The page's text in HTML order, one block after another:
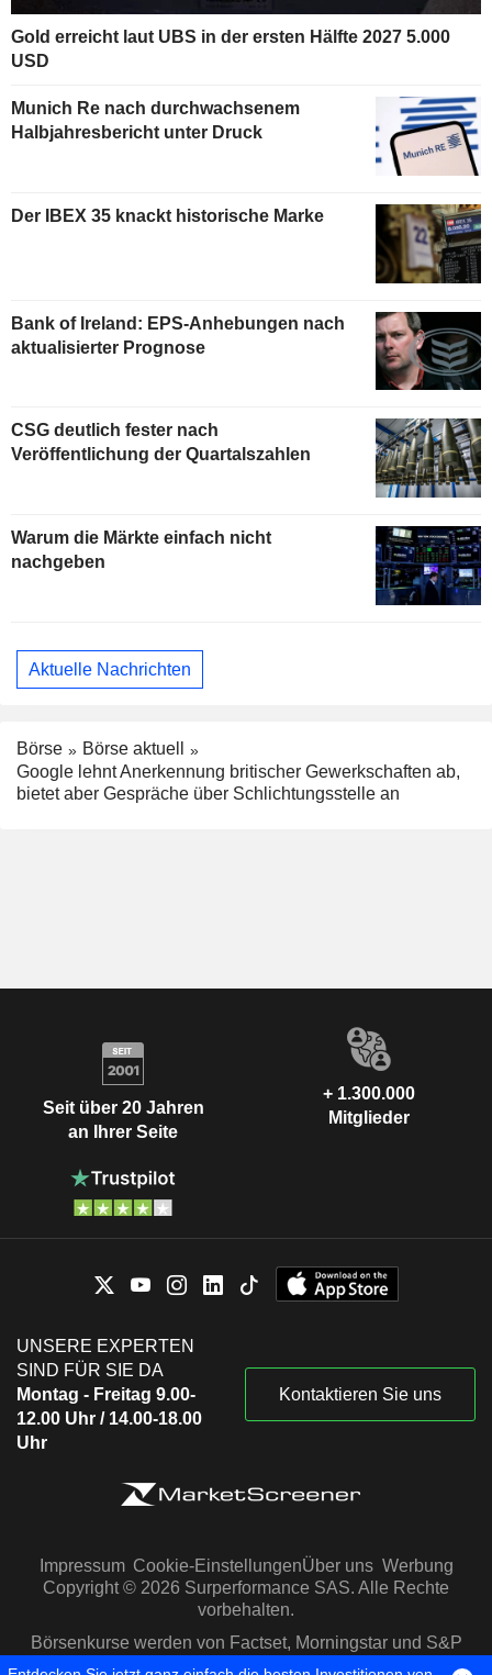
Gold erreicht laut UBS in der ersten Hälfte 2027 5.000
USD
Munich Re nach durchwachsenem
Halbjahresbericht unter Druck
Der IBEX 35 knackt historische Marke
Bank of Ireland: EPS-Anhebungen nach
aktualisierter Prognose
CSG deutlich fester nach
Veröffentlichung der Quartalszahlen
Warum die Märkte einfach nicht
nachgeben
Aktuelle Nachrichten
Börse
Börse aktuell
Google lehnt Anerkennung britischer Gewerkschaften ab,
bietet aber Gespräche über Schlichtungsstelle an
Seit über 20 Jahren
an Ihrer Seite
+ 1.300.000
Mitglieder
UNSERE EXPERTEN
SIND FÜR SIE DA
Montag - Freitag 9.00-
12.00 Uhr / 14.00-18.00
Uhr
Kontaktieren Sie uns
Impressum Cookie-EinstellungenÜber uns Werbung
Copyright © 2026 Surperformance SAS. Alle Rechte
vorbehalten.
Börsenkurse werden von Factset, Morningstar und S&P
Capital IQ zur Verfügung gestellt